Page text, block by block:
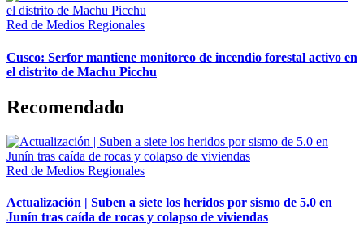
Red de Medios Regionales
Cusco: Serfor mantiene monitoreo de incendio forestal activo en
el distrito de Machu Picchu
Recomendado
Red de Medios Regionales
Actualización | Suben a siete los heridos por sismo de 5.0 en
Junín tras caída de rocas y colapso de viviendas